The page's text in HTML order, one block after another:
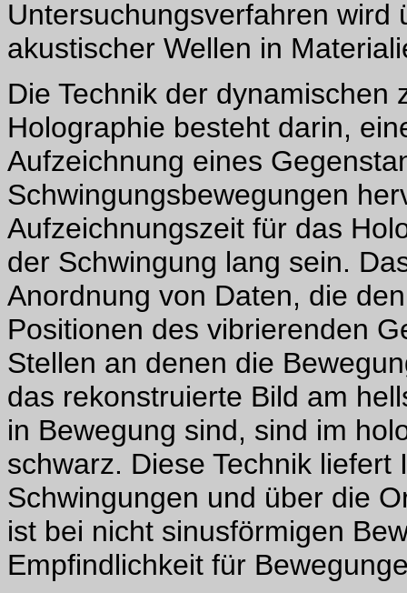
Untersuchungsverfahren wird
akustischer Wellen in
Die Technik der
Holographie besteht darin,
Aufzeichnung eines
Schwingungsbewegungen
Aufzeichnungszeit für das
der Schwingung lang sein.
Anordnung von Daten, die
Positionen des vibrierenden
Stellen an denen die
das rekonstruierte Bild am
in Bewegung sind, sind im
schwarz. Diese Technik
Schwingungen und über die
ist bei nicht sinusförmigen
Empfindlichkeit für